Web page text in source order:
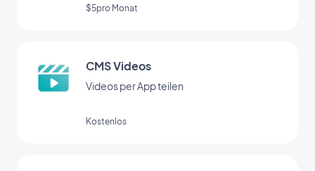
$5pro Monat
CMS Videos
Videos per App teilen
Kostenlos